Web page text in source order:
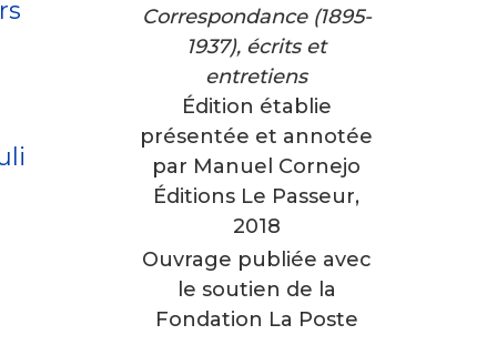
Correspondance (1895-
1937), écrits et
entretiens
Édition établie
présentée et annotée
par Manuel Cornejo
Éditions Le Passeur,
2018
Ouvrage publiée avec
le soutien de la
Fondation La Poste